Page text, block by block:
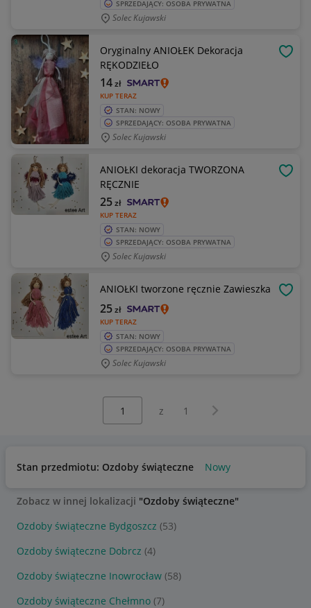
SPRZEDAJĄCY: OSOBA PRYWATNA
Solec Kujawski
Oryginalny ANIOŁEK Dekoracja
RĘKODZIEŁO
KUP TERAZ
14zł
STAN: NOWY
SPRZEDAJĄCY: OSOBA PRYWATNA
Solec Kujawski
ANIOŁKI dekoracja TWORZONA
RĘCZNIE
KUP TERAZ
25zł
STAN: NOWY
SPRZEDAJĄCY: OSOBA PRYWATNA
Solec Kujawski
ANIOŁKI tworzone ręcznie Zawieszka
KUP TERAZ
25zł
STAN: NOWY
SPRZEDAJĄCY: OSOBA PRYWATNA
Solec Kujawski
z 1 Następna strona
Stan przedmiotu: Ozdoby świąteczne Nowy
Zobacz w innej lokalizacji "Ozdoby świąteczne"
Ozdoby świąteczne Bydgoszcz (53)
Ozdoby świąteczne Dobrcz (4)
Ozdoby świąteczne Inowrocław (58)
Ozdoby świąteczne Chełmno (7)